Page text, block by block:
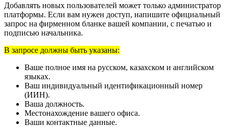
Добавлять новых пользователей может только администратор
платформы. Если вам нужен доступ, напишите официальный
запрос на фирменном бланке вашей компании, с печатью и
подписью начальника.
В запросе должны быть указаны:
Ваше полное имя на русском, казахском и английском
языках.
Ваш индивидуальный идентификационный номер
(ИИН).
Ваша должность.
Местонахождение вашего офиса.
Ваши контактные данные.